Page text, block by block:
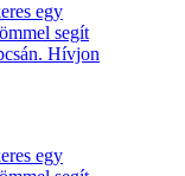
egy
segít
Hívjon
egy